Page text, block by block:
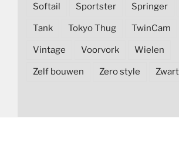
Softail Sportster Springer
Tank Tokyo Thug TwinCam
Vintage Voorvork Wielen
Zelf bouwen Zero style Zwart